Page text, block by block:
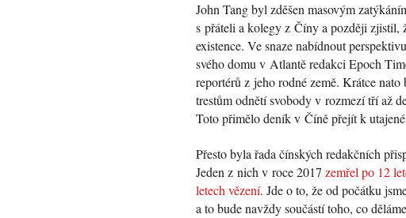
John Tang byl zděšen masovým
s přáteli a kolegy z Číny a později zjistil,
existence. Ve snaze nabídnout
svého domu v Atlantě redakci Epoch
reportérů z jeho rodné země. Krátce nato
trestům odnětí svobody v rozmezí tří až
Toto přimělo deník v Číně přejít k
Přesto byla řada čínských redakčních
Jeden z nich v roce 2017 zemřel po 12
letech vězení. Jde o to, že od počátku
a to bude navždy součástí toho, co